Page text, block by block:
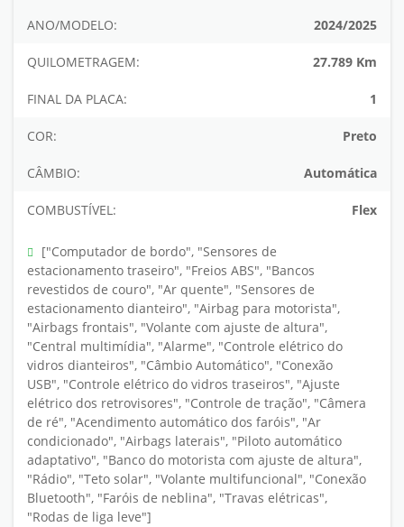
ANO/MODELO: 2024/2025
QUILOMETRAGEM: 27.789 Km
FINAL DA PLACA: 1
COR: Preto
CÂMBIO: Automática
COMBUSTÍVEL: Flex
["Computador de bordo", "Sensores de
estacionamento traseiro", "Freios ABS", "Bancos
revestidos de couro", "Ar quente", "Sensores de
estacionamento dianteiro", "Airbag para motorista",
"Airbags frontais", "Volante com ajuste de altura",
"Central multimídia", "Alarme", "Controle elétrico do
vidros dianteiros", "Câmbio Automático", "Conexão
USB", "Controle elétrico do vidros traseiros", "Ajuste
elétrico dos retrovisores", "Controle de tração", "Câmera
de ré", "Acendimento automático dos faróis", "Ar
condicionado", "Airbags laterais", "Piloto automático
adaptativo", "Banco do motorista com ajuste de altura",
"Rádio", "Teto solar", "Volante multifuncional", "Conexão
Bluetooth", "Faróis de neblina", "Travas elétricas",
"Rodas de liga leve"]